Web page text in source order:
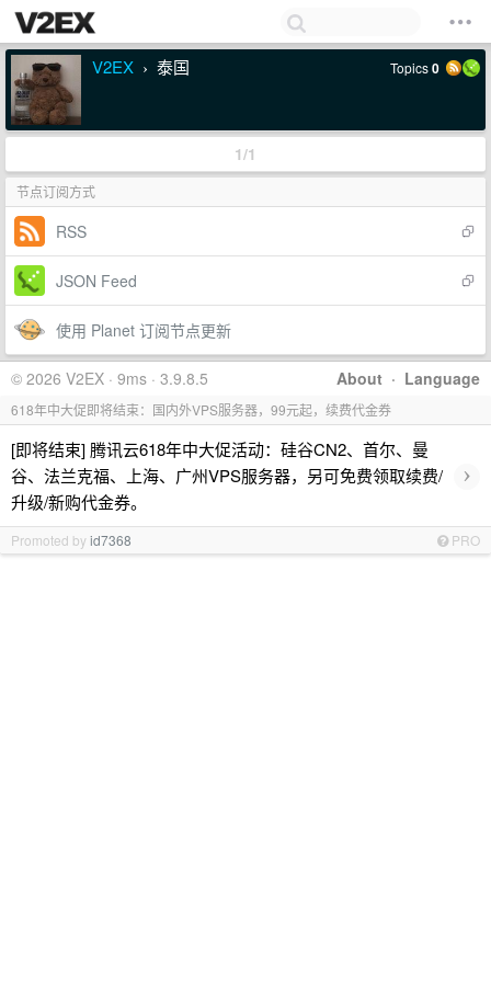
V2EX › 泰国 Topics0
1/1
节点订阅方式
RSS
JSON Feed
使用 Planet 订阅节点更新
About · Language
© 2026 V2EX · 9ms · 3.9.8.5
618年中大促即将结束：国内外VPS服务器，99元起，续费代金券
[即将结束] 腾讯云618年中大促活动：硅谷CN2、首尔、曼
谷、法兰克福、上海、广州VPS服务器，另可免费领取续费/
升级/新购代金券。
›
Promoted byid7368 PRO